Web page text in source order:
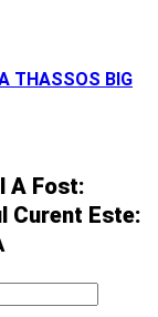
THASSOS BIG
A Fost:
Curent Este: